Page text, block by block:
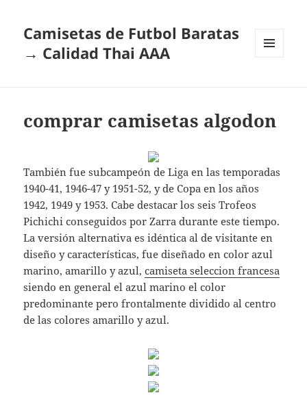
Camisetas de Futbol Baratas
→ Calidad Thai AAA
comprar camisetas algodon
También fue subcampeón de Liga en las temporadas
1940-41, 1946-47 y 1951-52, y de Copa en los años
1942, 1949 y 1953. Cabe destacar los seis Trofeos
Pichichi conseguidos por Zarra durante este tiempo.
La versión alternativa es idéntica al de visitante en
diseño y características, fue diseñado en color azul
marino, amarillo y azul,camiseta seleccion francesa
siendo en general el azul marino el color
predominante pero frontalmente dividido al centro
de las colores amarillo y azul.